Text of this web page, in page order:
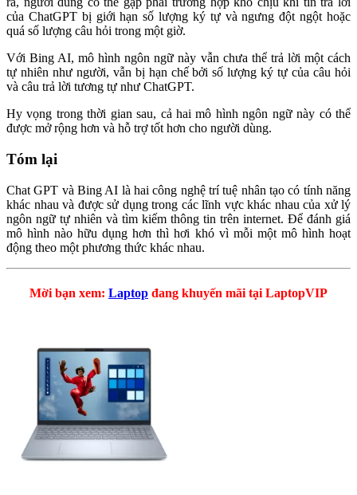
của ChatGPT bị giới hạn số lượng ký tự và ngưng đột ngột hoặc
quá số lượng câu hỏi trong một giờ.
Với Bing AI, mô hình ngôn ngữ này vẫn chưa thể trả lời một cách
tự nhiên như người, vẫn bị hạn chế bởi số lượng ký tự của câu hỏi
và câu trả lời tương tự như ChatGPT.
Hy vọng trong thời gian sau, cả hai mô hình ngôn ngữ này có thể
được mở rộng hơn và hỗ trợ tốt hơn cho người dùng.
Tóm lại
Chat GPT và Bing AI là hai công nghệ trí tuệ nhân tạo có tính năng
khác nhau và được sử dụng trong các lĩnh vực khác nhau của xử lý
ngôn ngữ tự nhiên và tìm kiếm thông tin trên internet. Để đánh giá
mô hình nào hữu dụng hơn thì hơi khó vì mỗi một mô hình hoạt
động theo một phương thức khác nhau.
Mời bạn xem: Laptop đang khuyến mãi tại LaptopVIP